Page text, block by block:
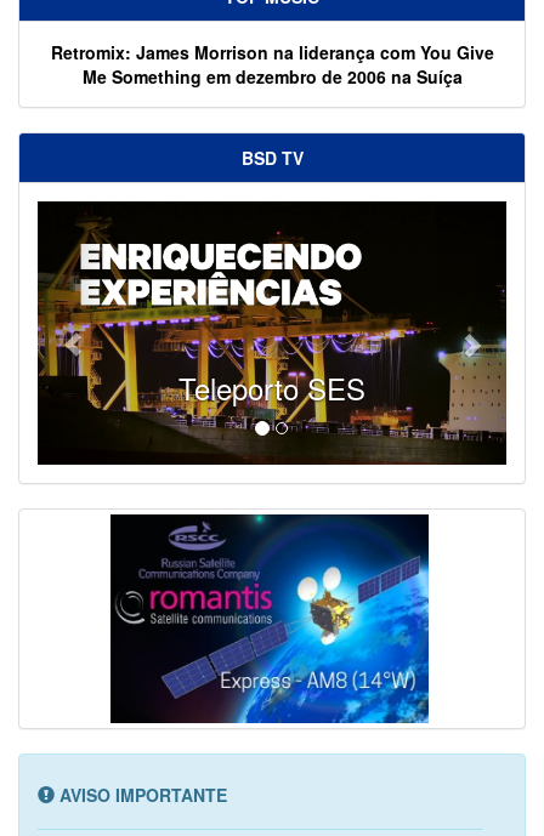
Retromix: James Morrison na liderança com You Give
Me Something em dezembro de 2006 na Suíça
BSD TV
Teleporto SES
AVISO IMPORTANTE